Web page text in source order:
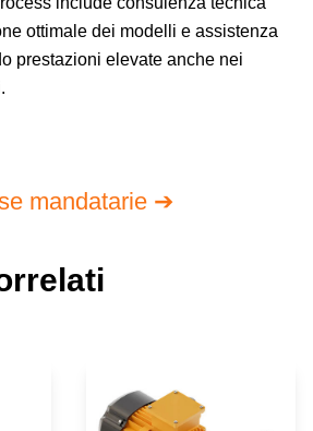
ottimale dei modelli e assistenza
prestazioni elevate anche nei
mandatarie ➔